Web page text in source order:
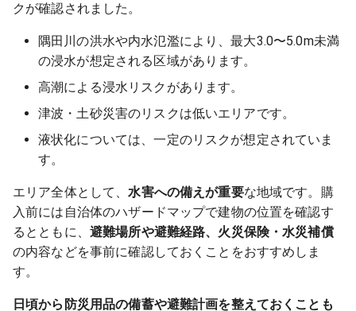
クが確認されました。
隅田川の洪水や内水氾濫により、最大3.0〜5.0m未満
の浸水が想定される区域があります。
高潮による浸水リスクがあります。
津波・土砂災害のリスクは低いエリアです。
液状化については、一定のリスクが想定されていま
す。
エリア全体として、水害への備えが重要な地域です。購
入前には自治体のハザードマップで建物の位置を確認す
るとともに、 避難場所や避難経路、火災保険・水災補償
の内容などを事前に確認しておくことをおすすめしま
す。
日頃から防災用品の備蓄や避難計画を整えておくことも